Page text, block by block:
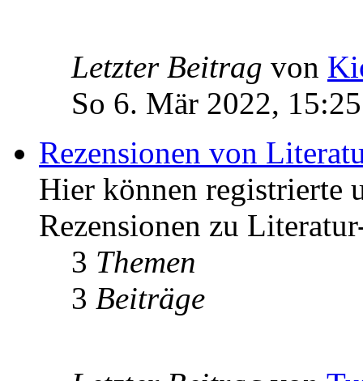
Letzter Beitrag von
So 6. Mär 2022, 15:25
Rezensionen von
Hier können registrierte
Rezensionen zu
3 Themen
3 Beiträge